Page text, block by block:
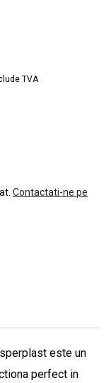
TVA
Contactati-ne pe
este un
perfect in